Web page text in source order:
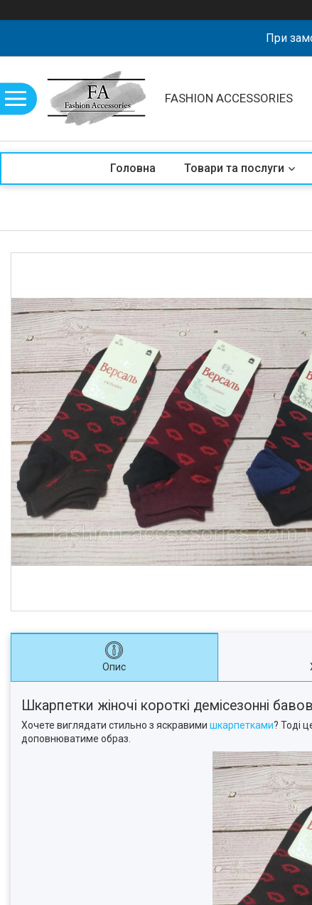
При
FASHION ACCESSORIES
Головна Товари та послуги
Опис
Шкарпетки жіночі короткі демісезонні
Хочете виглядати стильно з яскравими шкарпетками? Тоді
доповнюватиме образ.